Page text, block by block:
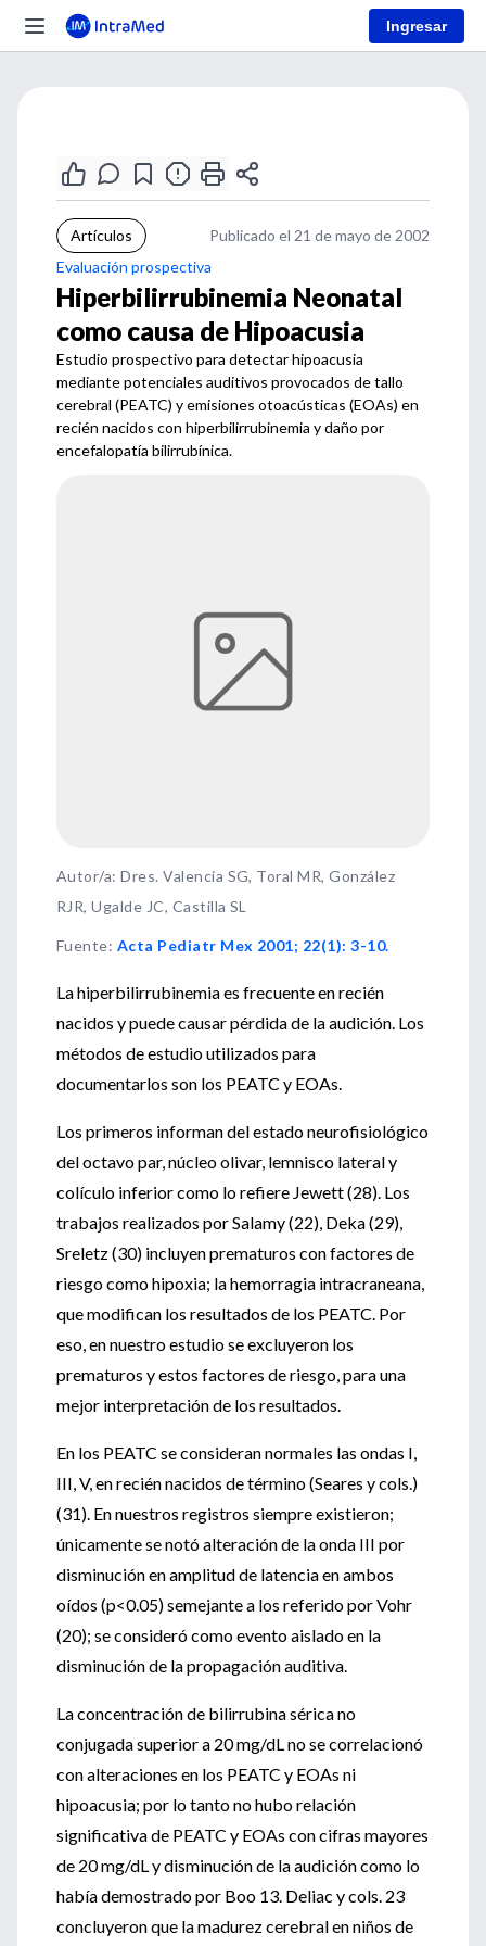
Ingresar
Artículos
Publicado el 21 de mayo de 2002
Evaluación prospectiva
Hiperbilirrubinemia Neonatal
como causa de Hipoacusia
Estudio prospectivo para detectar hipoacusia
mediante potenciales auditivos provocados de tallo
cerebral (PEATC) y emisiones otoacústicas (EOAs) en
recién nacidos con hiperbilirrubinemia y daño por
encefalopatía bilirrubínica.
Autor/a: Dres. Valencia SG, Toral MR, González
RJR, Ugalde JC, Castilla SL
Fuente: Acta Pediatr Mex 2001; 22(1): 3-10.
La hiperbilirrubinemia es frecuente en recién
nacidos y puede causar pérdida de la audición. Los
métodos de estudio utilizados para
documentarlos son los PEATC y EOAs.
Los primeros informan del estado neurofisiológico
del octavo par, núcleo olivar, lemnisco lateral y
colículo inferior como lo refiere Jewett (28). Los
trabajos realizados por Salamy (22), Deka (29),
Sreletz (30) incluyen prematuros con factores de
riesgo como hipoxia; la hemorragia intracraneana,
que modifican los resultados de los PEATC. Por
eso, en nuestro estudio se excluyeron los
prematuros y estos factores de riesgo, para una
mejor interpretación de los resultados.
En los PEATC se consideran normales las ondas I,
III, V, en recién nacidos de término (Seares y cols.)
(31). En nuestros registros siempre existieron;
únicamente se notó alteración de la onda III por
disminución en amplitud de latencia en ambos
oídos (p<0.05) semejante a los referido por Vohr
(20); se consideró como evento aislado en la
disminución de la propagación auditiva.
La concentración de bilirrubina sérica no
conjugada superior a 20 mg/dL no se correlacionó
con alteraciones en los PEATC y EOAs ni
hipoacusia; por lo tanto no hubo relación
significativa de PEATC y EOAs con cifras mayores
de 20 mg/dL y disminución de la audición como lo
había demostrado por Boo 13. Deliac y cols. 23
concluyeron que la madurez cerebral en niños de